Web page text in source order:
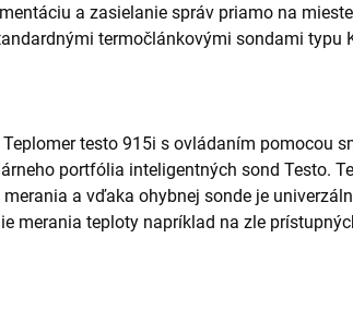
a zasielanie správ priamo na
termočlánkovými sondami typu
testo 915i s ovládaním pomocou
portfólia inteligentných sond Testo.
a vďaka ohybnej sonde je
merania teploty napríklad na zle